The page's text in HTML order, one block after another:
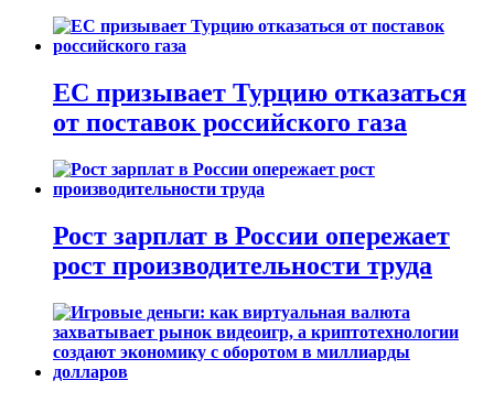
ЕС призывает Турцию отказаться
от поставок российского газа
Рост зарплат в России опережает
рост производительности труда